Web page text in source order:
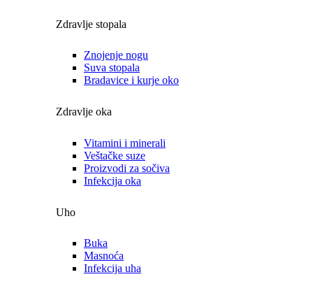
Zdravlje stopala
Znojenje nogu
Suva stopala
Bradavice i kurje oko
Zdravlje oka
Vitamini i minerali
Veštačke suze
Proizvodi za sočiva
Infekcija oka
Uho
Buka
Masnoća
Infekcija uha